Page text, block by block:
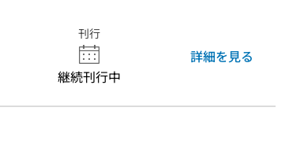
刊行
継続刊行中
詳細を見る